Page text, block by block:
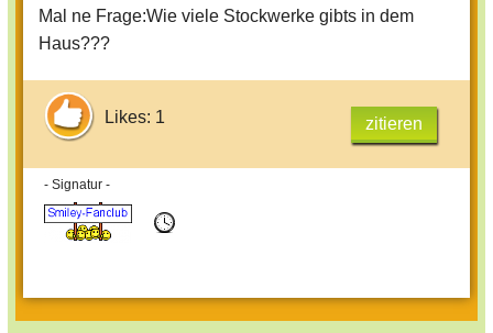
Mal ne Frage:Wie viele Stockwerke gibts in dem
Haus???
Likes: 1 zitieren
- Signatur -